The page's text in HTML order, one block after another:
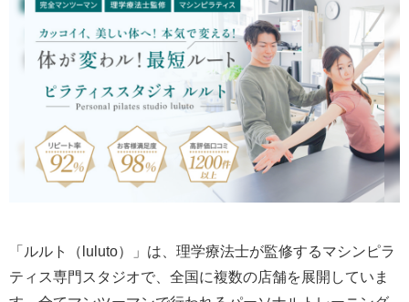
「ルルト（luluto）」は、理学療法士が監修するマシンピラ
ティス専門スタジオで、全国に複数の店舗を展開していま